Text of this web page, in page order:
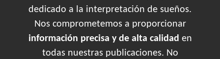
dedicado a la interpretación de sueños.
Nos comprometemos a proporcionar
información precisa y de alta calidad en
todas nuestras publicaciones. No